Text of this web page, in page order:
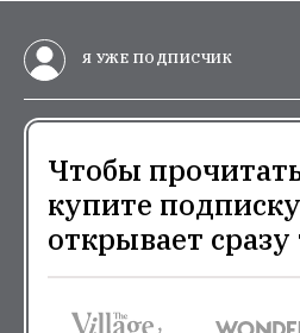
Я УЖЕ ПОДПИСЧИК
Чтобы
купите
открывает